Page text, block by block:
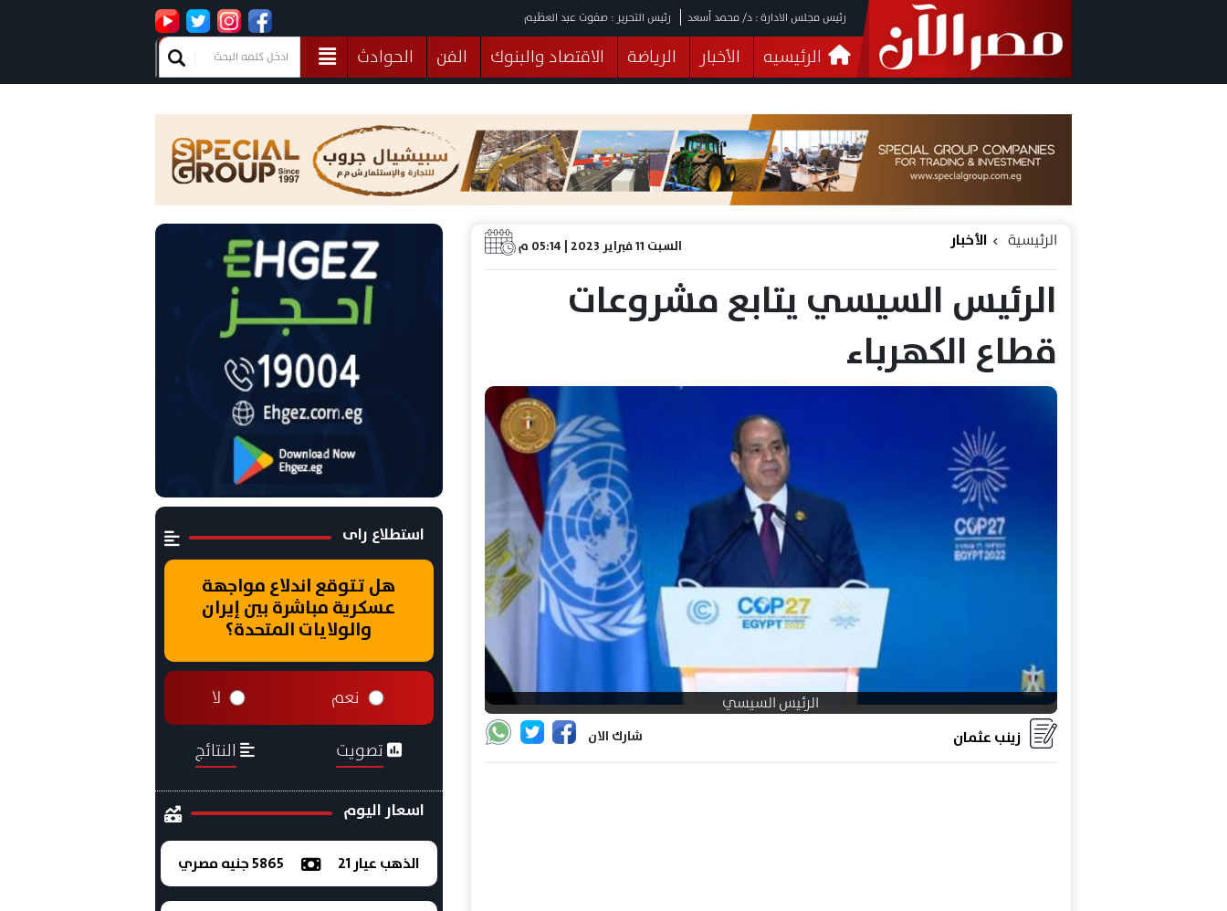
رئيس مجلس الادارة : د/ محمد أسعد رئيس التحرير : صفوت عبد العظيم
الرئيسيه الأخبار الرياضة الاقتصاد والبنوك الفن
الحوادث
فيديوهات
البرلمان صحة الثقافة خدمات منوعات
السبت 11 فبراير 2023 | 05:14 م الرئيسية الأخبار
الرئيس السيسي يتابع مشروعات
قطاع الكهرباء
الرئيس السيسي
شارك الان زينب عثمان
استطلاع راى
هل تتوقع اندلاع مواجهة
عسكرية مباشرة بين إيران
والولايات المتحدة؟
نعم لا
تصويت النتائج
اسعار اليوم
الذهب عيار 21 5865 جنيه مصري